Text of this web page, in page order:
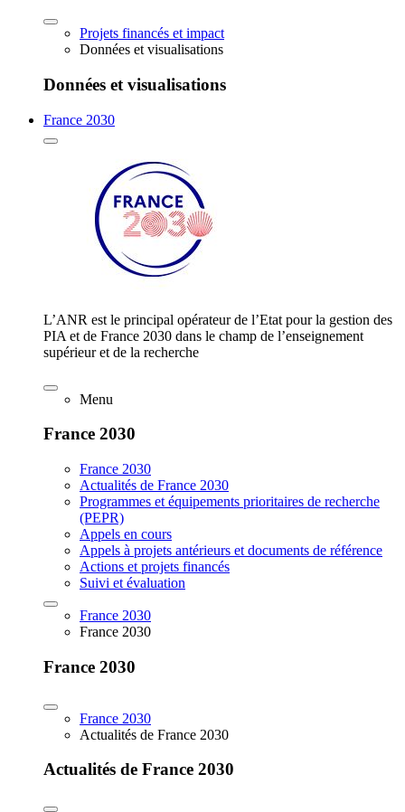
Projets financés et impact
Données et visualisations
Données et visualisations
France 2030
L’ANR est le principal opérateur de l’Etat pour la gestion des
PIA et de France 2030 dans le champ de l’enseignement
supérieur et de la recherche
Menu
France 2030
France 2030
Actualités de France 2030
Programmes et équipements prioritaires de recherche
(PEPR)
Appels en cours
Appels à projets antérieurs et documents de référence
Actions et projets financés
Suivi et évaluation
France 2030
France 2030
France 2030
France 2030
Actualités de France 2030
Actualités de France 2030